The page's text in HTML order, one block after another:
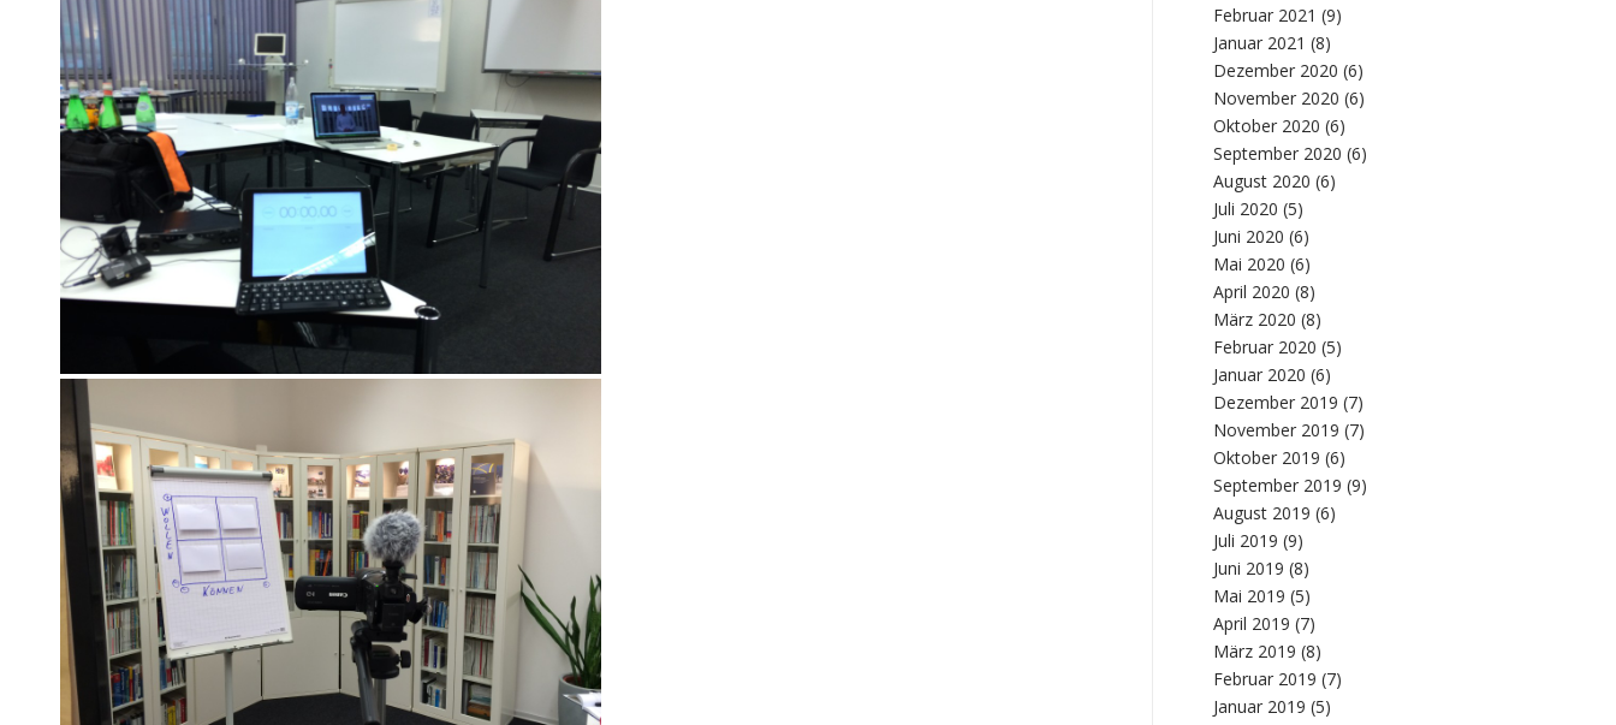
Februar 2021 (9)
Januar 2021 (8)
Dezember 2020 (6)
November 2020 (6)
Oktober 2020 (6)
September 2020 (6)
August 2020 (6)
Juli 2020 (5)
Juni 2020 (6)
Mai 2020 (6)
April 2020 (8)
März 2020 (8)
Februar 2020 (5)
Januar 2020 (6)
Dezember 2019 (7)
November 2019 (7)
Oktober 2019 (6)
September 2019 (9)
August 2019 (6)
Juli 2019 (9)
Juni 2019 (8)
Mai 2019 (5)
April 2019 (7)
März 2019 (8)
Februar 2019 (7)
Januar 2019 (5)